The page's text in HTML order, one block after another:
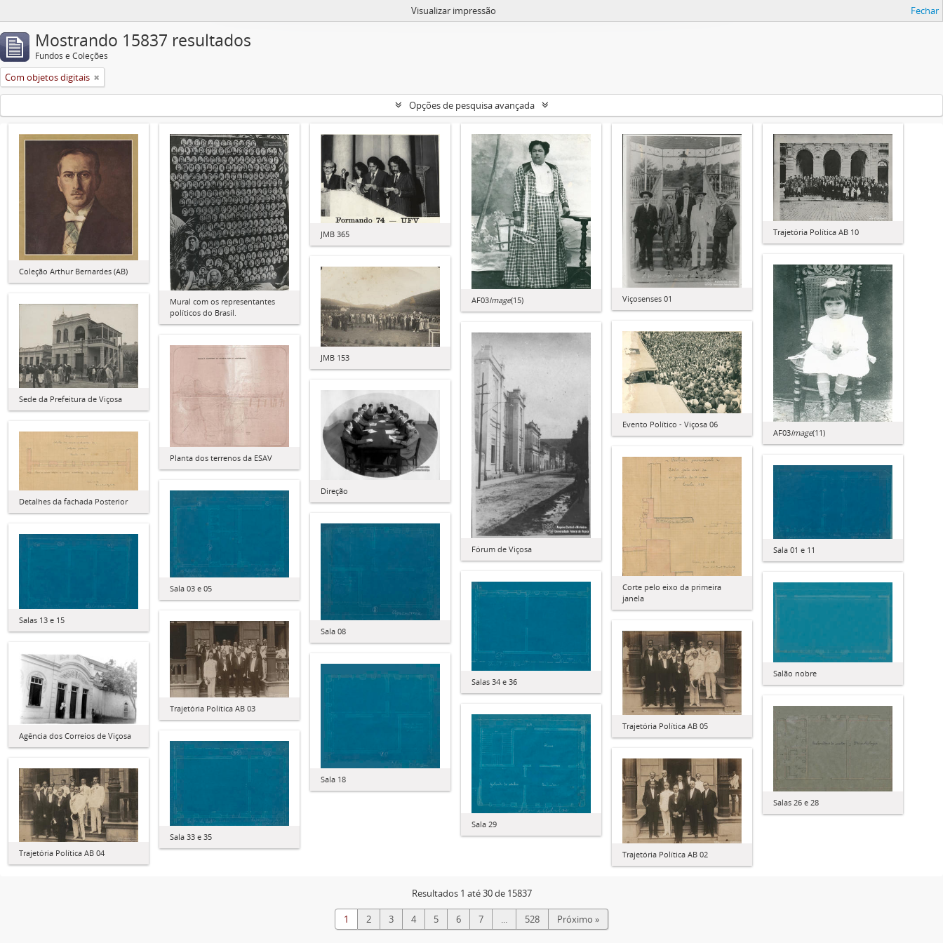
Visualizar impressão Fechar
Mostrando 15837 resultados
Fundos e Coleções
Com objetos digitais
Opções de pesquisa avançada
Coleção Arthur Bernardes (AB)
Mural com os representantes
políticos do Brasil.
JMB 365
AF03Image(15) Viçosenses 01
Trajetória Política AB 10
AF03Image(11)
JMB 153
Sede da Prefeitura de Viçosa
Evento Político - Viçosa 06
Fórum de Viçosa
Planta dos terrenos da ESAV
Direção
Detalhes da fachada Posterior
Corte pelo eixo da primeira
janela
Sala 01 e 11
Sala 03 e 05
Sala 08
Salas 13 e 15
Salas 34 e 36
Salão nobre
Trajetória Política AB 03
Trajetória Política AB 05
Agência dos Correios de Viçosa
Sala 18
Salas 26 e 28
Sala 29
Sala 33 e 35
Trajetória Política AB 02
Trajetória Política AB 04
Resultados 1 até 30 de 15837
1 2 3 4 5 6 7 ... 528 Próximo »